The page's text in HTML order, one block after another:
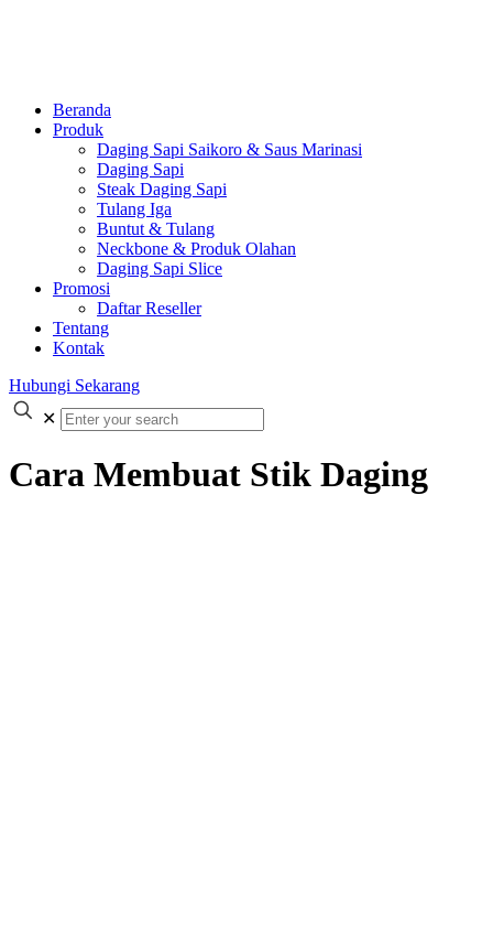
Beranda
Produk
Daging Sapi Saikoro & Saus Marinasi
Daging Sapi
Steak Daging Sapi
Tulang Iga
Buntut & Tulang
Neckbone & Produk Olahan
Daging Sapi Slice
Promosi
Daftar Reseller
Tentang
Kontak
Hubungi Sekarang
✕
Cara Membuat Stik Daging